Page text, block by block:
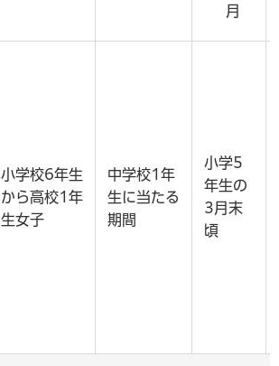
月
小学校6年生
から高校1年
生女子
中学校1年
生に当たる
期間
小学5
年生の
3月末
頃